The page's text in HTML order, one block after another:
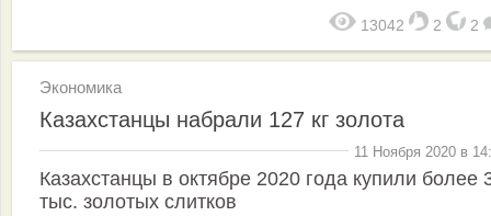
13042 2 2
Экономика
Казахстанцы набрали 127 кг золота
11 Ноября 2020 в
Казахстанцы в октябре 2020 года купили более
тыс. золотых слитков